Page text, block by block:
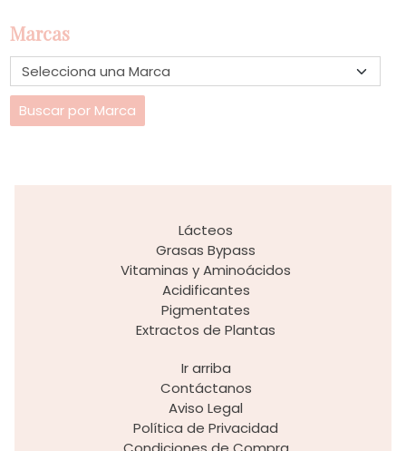
Marcas
Lácteos
Grasas Bypass
Vitaminas y Aminoácidos
Acidificantes
Pigmentates
Extractos de Plantas
Ir arriba
Contáctanos
Aviso Legal
Política de Privacidad